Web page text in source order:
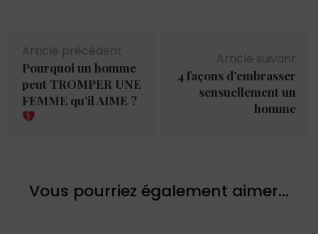
d'article
Article précédent
Pourquoi un homme
peut TROMPER UNE
FEMME qu’il AIME ?
Article suivant
4 façons d’embrasser
sensuellement un
homme
Vous pourriez également aimer...